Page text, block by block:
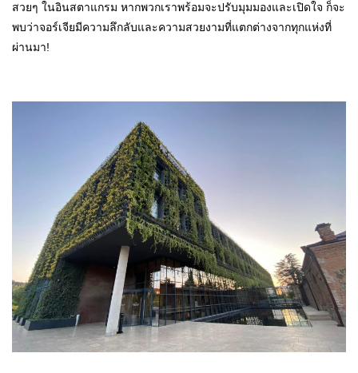
สวยๆ ในอินสตาแกรม หากพวกเราพร้อมจะปรับมุมมองและเปิดใจ ก็จะ
พบว่าจอร์เจียมีความลึกลับและความสวยงามที่แตกต่างจากทุกแห่งที่
ผ่านมา!